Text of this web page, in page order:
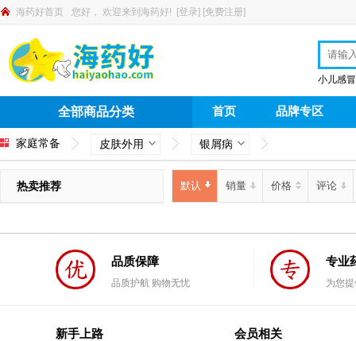
海药好首页 您好， 欢迎来到海药好! [登录] [免费注册]
小儿感冒
全部商品分类 首页 品牌专区
家庭常备 皮肤外用 银屑病
热卖推荐 默认 销量 价格 评论
品质保障
品质护航 购物无忧
专业
为您
新手上路 会员相关